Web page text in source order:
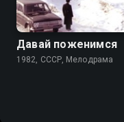
6.8
Давай поженимся
1982, СССР, Мелодрама